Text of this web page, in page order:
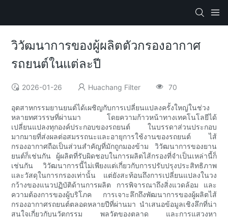
วิวัฒนาการของผู้ผลิตตัวกรองอากาศ
รถยนต์ในแต่ละปี
2026-01-26 Huachang Filter 70
อุตสาหกรรมยานยนต์ได้เผชิญกับการเปลี่ยนแปลงครั้งใหญ่ในช่วง
หลายทศวรรษที่ผ่านมา โดยความก้าวหน้าทางเทคโนโลยีได้
เปลี่ยนแปลงทุกองค์ประกอบของรถยนต์ ในบรรดาส่วนประกอบ
มากมายที่ส่งผลต่อสมรรถนะและอายุการใช้งานของรถยนต์ ไส้
กรองอากาศถือเป็นส่วนสำคัญที่มักถูกมองข้าม วิวัฒนาการของยาน
ยนต์ก็เช่นกัน ผู้ผลิตที่รับผิดชอบในการผลิตไส้กรองที่จำเป็นเหล่านี้ก็
เช่นกัน วิวัฒนาการนี้ไม่เพียงแต่เกี่ยวกับการปรับปรุงประสิทธิภาพ
และวัสดุในการกรองเท่านั้น แต่ยังสะท้อนถึงการเปลี่ยนแปลงในวง
กว้างของแนวปฏิบัติด้านการผลิต การพิจารณาถึงสิ่งแวดล้อม และ
ความต้องการของผู้บริโภค การเจาะลึกถึงพัฒนาการของผู้ผลิตไส้
กรองอากาศรถยนต์ตลอดหลายปีที่ผ่านมา นำเสนอข้อมูลเชิงลึกที่น่า
สนใจเกี่ยวกับนวัตกรรม พลวัตของตลาด และการแสวงหา